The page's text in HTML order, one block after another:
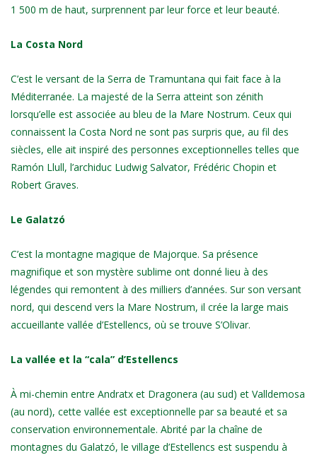
1 500 m de haut, surprennent par leur force et leur beauté.
La Costa Nord
C’est le versant de la Serra de Tramuntana qui fait face à la
Méditerranée. La majesté de la Serra atteint son zénith
lorsqu’elle est associée au bleu de la Mare Nostrum. Ceux qui
connaissent la Costa Nord ne sont pas surpris que, au fil des
siècles, elle ait inspiré des personnes exceptionnelles telles que
Ramón Llull, l’archiduc Ludwig Salvator, Frédéric Chopin et
Robert Graves.
Le Galatzó
C’est la montagne magique de Majorque. Sa présence
magnifique et son mystère sublime ont donné lieu à des
légendes qui remontent à des milliers d’années. Sur son versant
nord, qui descend vers la Mare Nostrum, il crée la large mais
accueillante vallée d’Estellencs, où se trouve S’Olivar.
La vallée et la “cala” d’Estellencs
À mi-chemin entre Andratx et Dragonera (au sud) et Valldemosa
(au nord), cette vallée est exceptionnelle par sa beauté et sa
conservation environnementale. Abrité par la chaîne de
montagnes du Galatzó, le village d’Estellencs est suspendu à